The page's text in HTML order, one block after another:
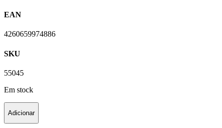
EAN
4260659974886
SKU
55045
Em stock
Adicionar